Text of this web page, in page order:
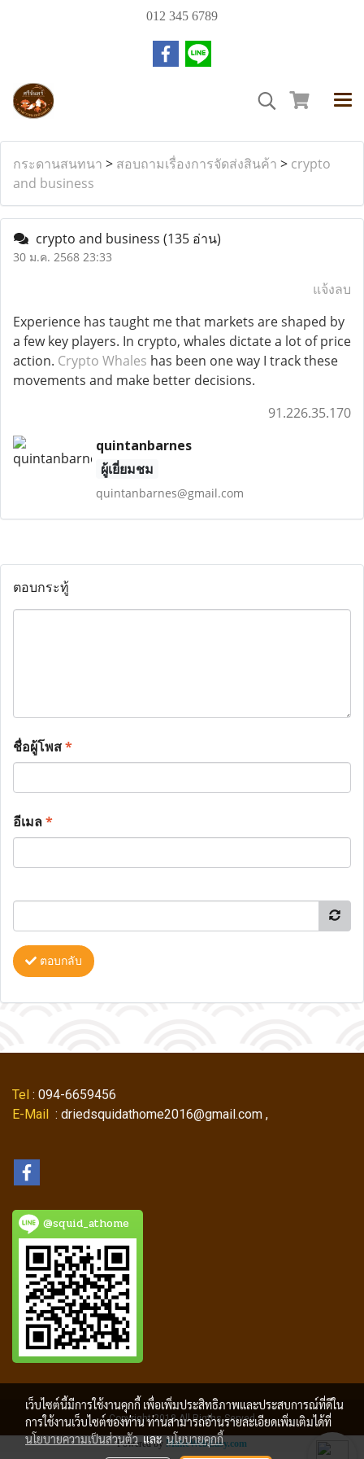
012 345 6789
กระดานสนทนา > สอบถามเรื่องการจัดส่งสินค้า > crypto
and business
crypto and business (135 อ่าน)
30 ม.ค. 2568 23:33
แจ้งลบ
Experience has taught me that markets are shaped by
a few key players. In crypto, whales dictate a lot of price
action. Crypto Whales has been one way I track these
movements and make better decisions.
91.226.35.170
quintanbarnes
ผู้เยี่ยมชม
quintanbarnes@gmail.com
ตอบกระทู้
ชื่อผู้โพส*
อีเมล*
ตอบกลับ
Tel : 094-6659456
E-Mail : driedsquidathome2016@gmail.com ,
@squid_athome
Copyright 2018 All Rigths Served
Powered by MakeWebEasy.com
เว็บไซต์นี้มีการใช้งานคุกกี้ เพื่อเพิ่มประสิทธิภาพและประสบการณ์ที่ดีใน
การใช้งานเว็บไซต์ของท่าน ท่านสามารถอ่านรายละเอียดเพิ่มเติมได้ที่
นโยบายความเป็นส่วนตัวและนโยบายคุกกี้